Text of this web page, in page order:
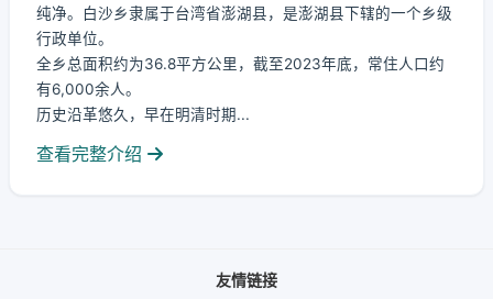
纯净。白沙乡隶属于台湾省澎湖县，是澎湖县下辖的一个乡级
行政单位。
全乡总面积约为36.8平方公里，截至2023年底，常住人口约
有6,000余人。
历史沿革悠久，早在明清时期...
查看完整介绍
友情链接